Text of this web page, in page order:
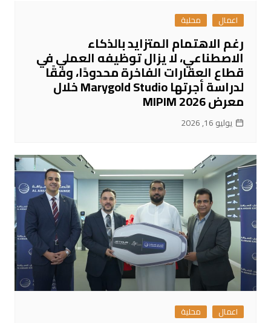
اعمال محلية
رغم الاهتمام المتزايد بالذكاء
الاصطناعي، لا يزال توظيفه العملي في
قطاع العقارات الفاخرة محدودًا، وفقًا
لدراسة أجرتها Marygold Studio خلال
معرض MIPIM 2026
يوليو 16, 2026
اعمال محلية